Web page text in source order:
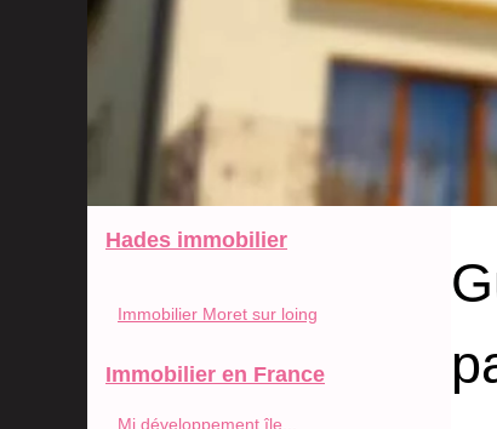
Hades immobilier
Immobilier Moret sur loing
Immobilier en France
Mj développement île...